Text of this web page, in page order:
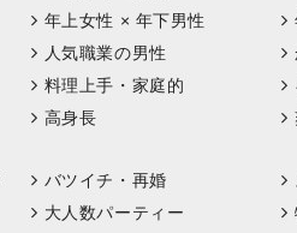
年上女性 × 年下男性
人気職業の男性
料理上手・家庭的
高身長
バツイチ・再婚
大人数パーティー